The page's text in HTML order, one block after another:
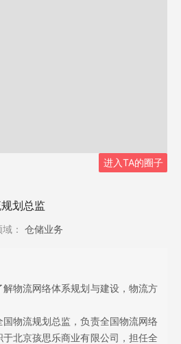
划总监
： 仓储业务
物流网络体系规划与建设，物流方
物流规划总监，负责全国物流网络
北京孩思乐商业有限公司，担任全
进入TA的圈子